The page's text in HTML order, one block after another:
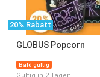
20% Rabatt
GLOBUS Popcorn
Bald gültig
Gültig in 2 Tagen